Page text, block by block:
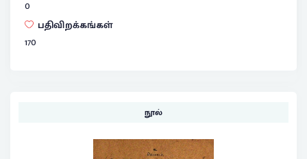
0
பதிவிறக்கங்கள்
170
நூல்